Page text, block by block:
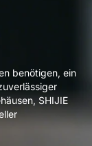
benötigen, ein
SHIJIE